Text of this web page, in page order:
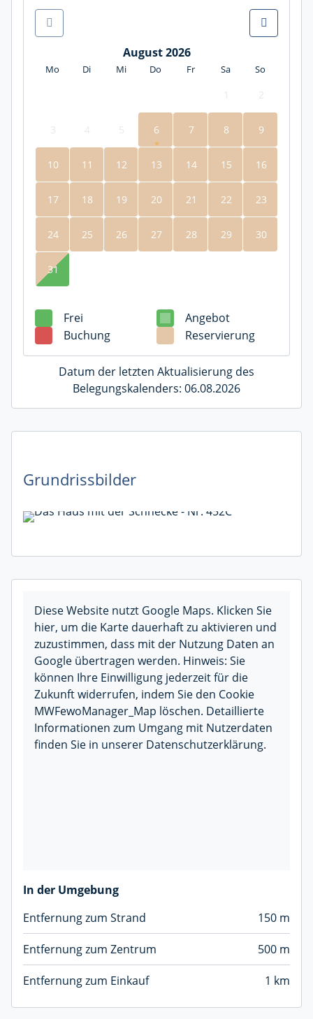
August 2026
Mo Di Mi Do Fr Sa So
2
3 4 5 6 7 8 9
10 11 12 13 14 15 16
17 18 19 20 21 22 23
24 25 26 27 28 29 30
31
Frei
Angebot
Buchung
Reservierung
Datum der letzten Aktualisierung des
Belegungskalenders: 06.08.2026
Grundrissbilder
Diese Website nutzt Google Maps. Klicken Sie
hier, um die Karte dauerhaft zu aktivieren und
zuzustimmen, dass mit der Nutzung Daten an
Google übertragen werden. Hinweis: Sie
können Ihre Einwilligung jederzeit für die
Zukunft widerrufen, indem Sie den Cookie
MWFewoManager_Map löschen. Detaillierte
Informationen zum Umgang mit Nutzerdaten
finden Sie in unserer Datenschutzerklärung.
In der Umgebung
Entfernung zum Strand
150 m
Entfernung zum Zentrum 500 m
Entfernung zum Einkauf 1 km